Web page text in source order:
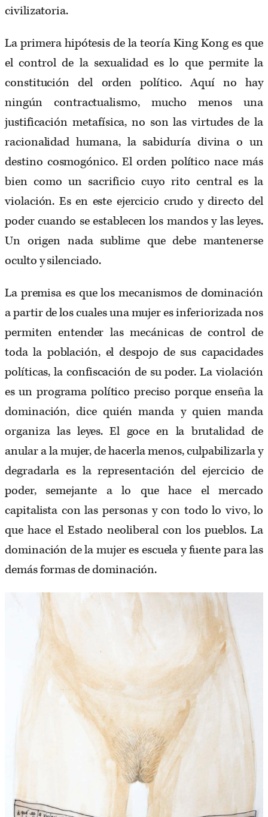
civilizatoria.
La primera hipótesis de la teoría King Kong es que
el control de la sexualidad es lo que permite la
constitución del orden político. Aquí no hay
ningún contractualismo, mucho menos una
justificación metafísica, no son las virtudes de la
racionalidad humana, la sabiduría divina o un
destino cosmogónico. El orden político nace más
bien como un sacrificio cuyo rito central es la
violación. Es en este ejercicio crudo y directo del
poder cuando se establecen los mandos y las leyes.
Un origen nada sublime que debe mantenerse
oculto y silenciado.
La premisa es que los mecanismos de dominación
a partir de los cuales una mujer es inferiorizada nos
permiten entender las mecánicas de control de
toda la población, el despojo de sus capacidades
políticas, la confiscación de su poder. La violación
es un programa político preciso porque enseña la
dominación, dice quién manda y quien manda
organiza las leyes. El goce en la brutalidad de
anular a la mujer, de hacerla menos, culpabilizarla y
degradarla es la representación del ejercicio de
poder, semejante a lo que hace el mercado
capitalista con las personas y con todo lo vivo, lo
que hace el Estado neoliberal con los pueblos. La
dominación de la mujer es escuela y fuente para las
demás formas de dominación.